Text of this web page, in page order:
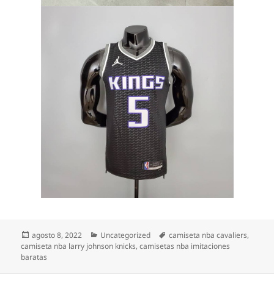
Publicado
el
agosto 8, 2022 Categorías
Uncategorized Etiquetas
camiseta nba cavaliers,
camiseta nba larry johnson knicks,camisetas nba imitaciones
baratas